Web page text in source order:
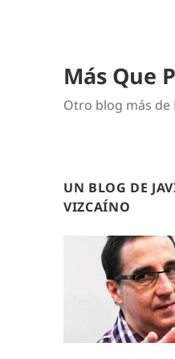
Más Que
Otro blog más de
UN BLOG DE
VIZCAÍNO